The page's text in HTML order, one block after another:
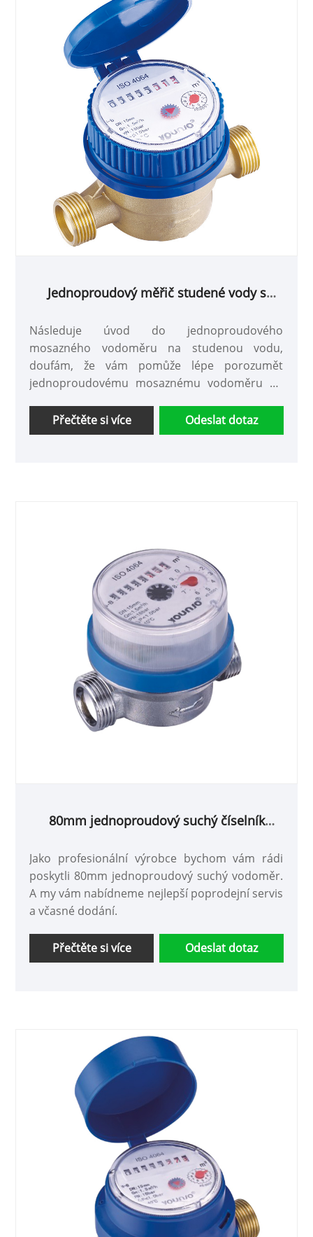
Jednoproudový měřič studené vody s
Následuje úvod do jednoproudového
mosazného vodoměru na studenou vodu,
doufám, že vám pomůže lépe porozumět
jednoproudovému mosaznému vodoměru na
aby s námi i nadále spolupracovali a společně
vytvořili lepší budoucnost!
Přečtěte si více Odeslat dotaz
80mm jednoproudový suchý číselník
Jako profesionální výrobce bychom vám rádi
poskytli 80mm jednoproudový suchý vodoměr.
A my vám nabídneme nejlepší poprodejní servis
a včasné dodání.
Přečtěte si více Odeslat dotaz